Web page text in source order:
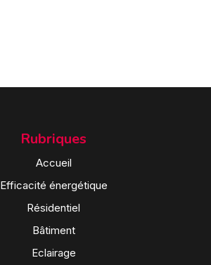
Rubriques
Accueil
Efficacité énergétique
Résidentiel
Bâtiment
Eclairage